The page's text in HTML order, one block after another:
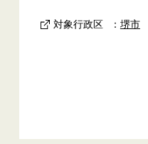
対象行政区 ： 堺市